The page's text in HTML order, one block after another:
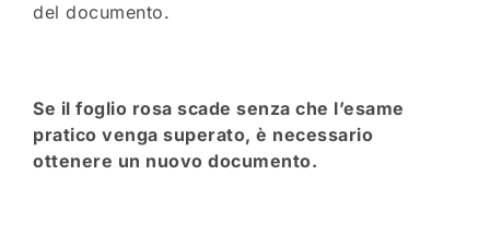
del documento.
Se il foglio rosa scade senza che l’esame
pratico venga superato, è necessario
ottenere un nuovo documento.